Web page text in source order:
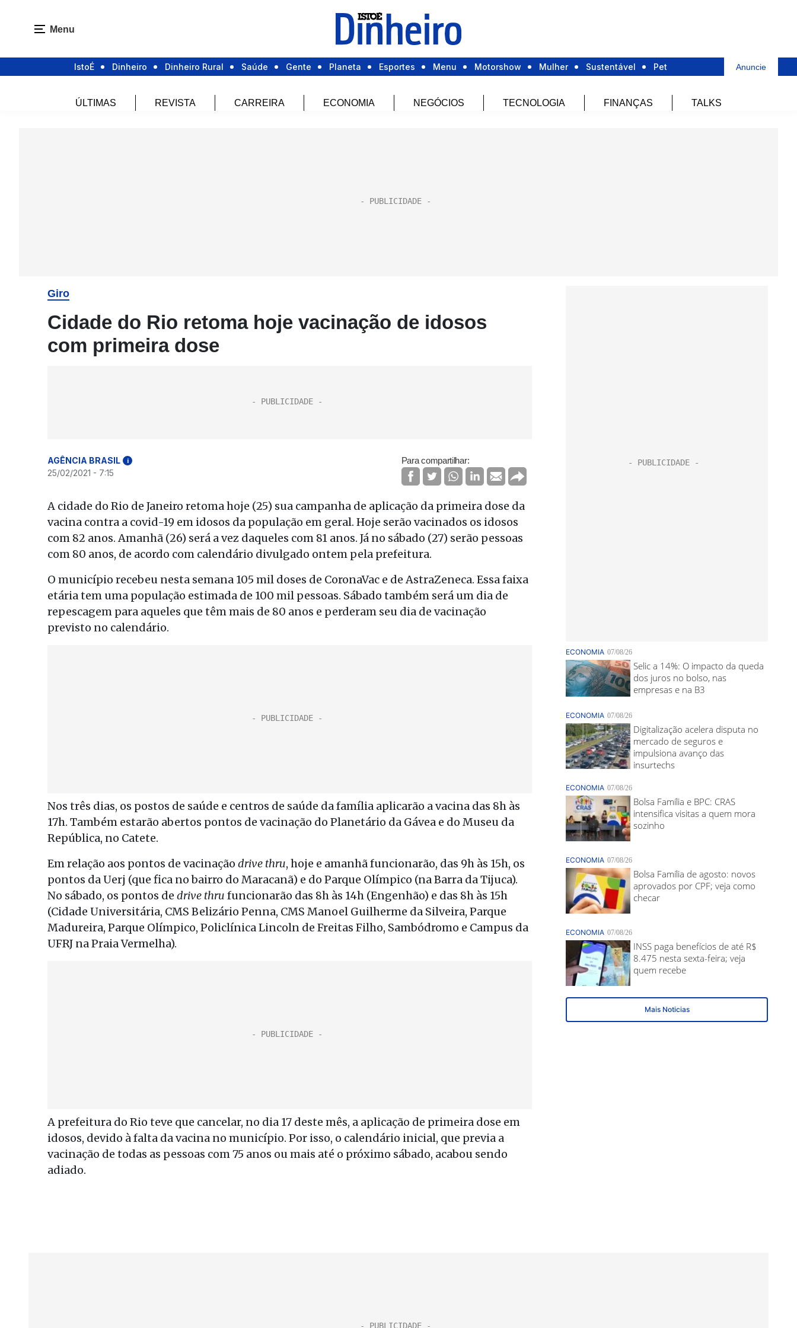
Menu
IstoÉ Dinheiro Dinheiro Rural Saúde Gente Planeta Esportes Menu Motorshow Mulher Sustentável Pet Anuncie
ÚLTIMAS REVISTA CARREIRA ECONOMIA NEGÓCIOS TECNOLOGIA FINANÇAS TALKS
Giro
Cidade do Rio retoma hoje vacinação de idosos
com primeira dose
AGÊNCIA BRASIL i
25/02/2021 - 7:15
Para compartilhar:
A cidade do Rio de Janeiro retoma hoje (25) sua campanha de aplicação da primeira dose da
vacina contra a covid-19 em idosos da população em geral. Hoje serão vacinados os idosos
com 82 anos. Amanhã (26) será a vez daqueles com 81 anos. Já no sábado (27) serão pessoas
com 80 anos, de acordo com calendário divulgado ontem pela prefeitura.
O município recebeu nesta semana 105 mil doses de CoronaVac e de AstraZeneca. Essa faixa
etária tem uma população estimada de 100 mil pessoas. Sábado também será um dia de
repescagem para aqueles que têm mais de 80 anos e perderam seu dia de vacinação
previsto no calendário.
Nos três dias, os postos de saúde e centros de saúde da família aplicarão a vacina das 8h às
17h. Também estarão abertos pontos de vacinação do Planetário da Gávea e do Museu da
República, no Catete.
Em relação aos pontos de vacinação drive thru, hoje e amanhã funcionarão, das 9h às 15h, os
pontos da Uerj (que fica no bairro do Maracanã) e do Parque Olímpico (na Barra da Tijuca).
No sábado, os pontos de drive thru funcionarão das 8h às 14h (Engenhão) e das 8h às 15h
(Cidade Universitária, CMS Belizário Penna, CMS Manoel Guilherme da Silveira, Parque
Madureira, Parque Olímpico, Policlínica Lincoln de Freitas Filho, Sambódromo e Campus da
UFRJ na Praia Vermelha).
A prefeitura do Rio teve que cancelar, no dia 17 deste mês, a aplicação de primeira dose em
idosos, devido à falta da vacina no município. Por isso, o calendário inicial, que previa a
vacinação de todas as pessoas com 75 anos ou mais até o próximo sábado, acabou sendo
adiado.